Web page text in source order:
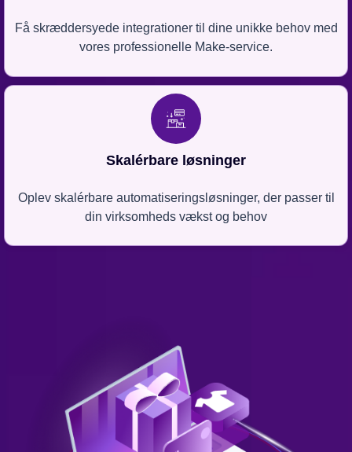
Få skræddersyede integrationer til dine unikke behov med
vores professionelle Make-service.
Skalérbare løsninger
Oplev skalérbare automatiseringsløsninger, der passer til
din virksomheds vækst og behov